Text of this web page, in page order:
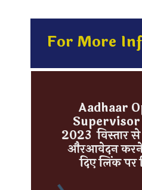
For More
Aadhaar
2023 विस्तार
औरआवेदन करने
दिए लिंक